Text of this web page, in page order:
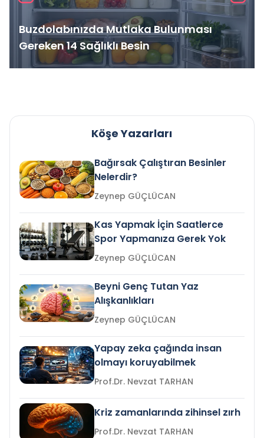
Buzdolabınızda Mutlaka Bulunması
Gereken 14 Sağlıklı Besin
Köşe Yazarları
Bağırsak Çalıştıran Besinler
Nelerdir?
Zeynep GÜÇLÜCAN
Kas Yapmak İçin Saatlerce
Spor Yapmanıza Gerek Yok
Zeynep GÜÇLÜCAN
Beyni Genç Tutan Yaz
Alışkanlıkları
Zeynep GÜÇLÜCAN
Yapay zeka çağında insan
olmayı koruyabilmek
Prof.Dr. Nevzat TARHAN
Kriz zamanlarında zihinsel zırh
Prof.Dr. Nevzat TARHAN